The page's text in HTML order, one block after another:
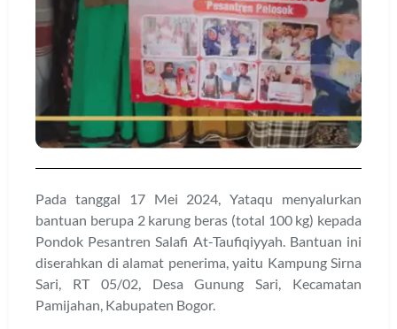
Pada tanggal 17 Mei 2024, Yataqu menyalurkan
bantuan berupa 2 karung beras (total 100 kg) kepada
Pondok Pesantren Salafi At-Taufiqiyyah. Bantuan ini
diserahkan di alamat penerima, yaitu Kampung Sirna
Sari, RT 05/02, Desa Gunung Sari, Kecamatan
Pamijahan, Kabupaten Bogor.